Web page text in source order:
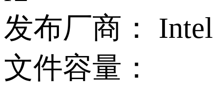
发布厂商：
Intel
文件容量：